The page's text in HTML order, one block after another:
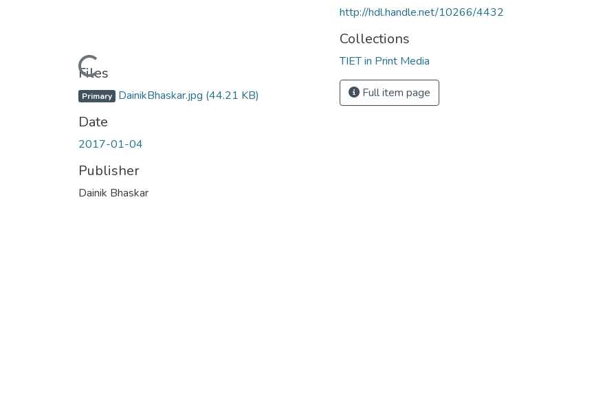
Loading...
Files
Primary DainikBhaskar.jpg (44.21 KB)
Date
2017-01-04
Publisher
Dainik Bhaskar
http://hdl.handle.net/10266/4432
Collections
TIET in Print Media
Full item page